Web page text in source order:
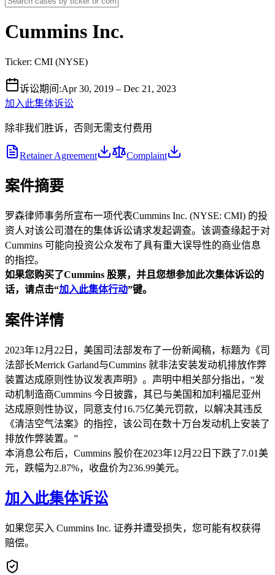
Cummins Inc.
Ticker: CMI (NYSE)
诉讼期间 :Apr 30, 2019 – Dec 21, 2023
加入此集体诉讼
除非我们胜诉，否则无需支付费用
Retainer Agreement Complaint
案件摘要
罗森律师事务所宣布一项代表Cummins Inc. (NYSE: CMI) 的投
资人对该公司潜在的集体诉讼请求发起调查。该调查缘起于对
Cummins 可能向投资公众发布了具有重大误导性的商业信息
的指控。
如果您购买了Cummins 股票，并且您想参加此次集体诉讼的
话，请点击“加入此集体行动”键。
案件详情
2023年12月22日，美国司法部发布了一份新闻稿，标题为《司
法部长Merrick Garland与Cummins 就非法安装发动机排放作弊
装置达成原则性协议发表声明》。声明中相关部分指出，“发
动机制造商Cummins 今日披露，其已与美国和加利福尼亚州
达成原则性协议，同意支付16.75亿美元罚款，以解决其违反
《清洁空气法案》的指控，该公司在数十万台发动机上安装了
排放作弊装置。”
本消息公布后，Cummins 股价在2023年12月22日下跌了7.01美
元，跌幅为2.87%，收盘价为236.99美元。
加入此集体诉讼
如果您买入 Cummins Inc. 证券并遭受损失，您可能有权获得
赔偿。